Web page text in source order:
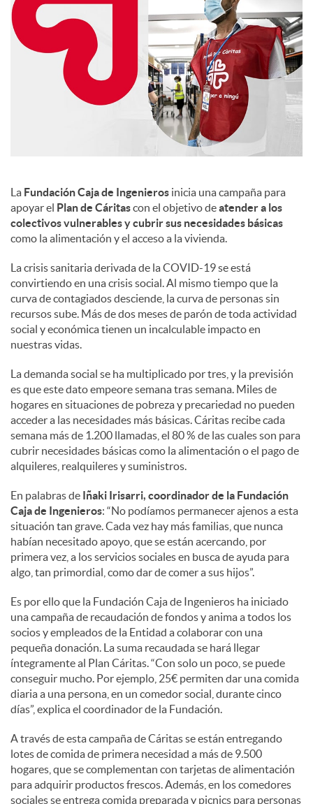
e
t
e
n
i
d
o
s
La Fundación Caja de Ingenieros inicia una campaña para
apoyar el Plan de Cáritascon el objetivo deatender a los
colectivos vulnerables y cubrir sus necesidades básicas
como la alimentación y el acceso a la vivienda.
La crisis sanitaria derivada de la COVID-19 se está
convirtiendo en una crisis social. Al mismo tiempo que la
curva de contagiados desciende, la curva de personas sin
recursos sube. Más de dos meses de parón de toda actividad
social y económica tienen un incalculable impacto en
nuestras vidas.
La demanda social se ha multiplicado por tres, y la previsión
es que este dato empeore semana tras semana. Miles de
hogares en situaciones de pobreza y precariedad no pueden
acceder a las necesidades más básicas. Cáritas recibe cada
semana más de 1.200 llamadas, el 80 % de las cuales son para
cubrir necesidades básicas como la alimentación o el pago de
alquileres, realquileres y suministros.
En palabras de Iñaki Irisarri, coordinador de la Fundación
Caja de Ingenieros: “No podíamos permanecer ajenos a esta
situación tan grave. Cada vez hay más familias, que nunca
habían necesitado apoyo, que se están acercando, por
primera vez, a los servicios sociales en busca de ayuda para
algo, tan primordial, como dar de comer a sus hijos”.
Es por ello que la Fundación Caja de Ingenieros ha iniciado
una campaña de recaudación de fondos y anima a todos los
socios y empleados de la Entidad a colaborar con una
pequeña donación. La suma recaudada se hará llegar
íntegramente al Plan Cáritas. “Con solo un poco, se puede
conseguir mucho. Por ejemplo, 25€ permiten dar una comida
diaria a una persona, en un comedor social, durante cinco
días”, explica el coordinador de la Fundación.
A través de esta campaña de Cáritas se están entregando
lotes de comida de primera necesidad a más de 9.500
hogares, que se complementan con tarjetas de alimentación
para adquirir productos frescos. Además, en los comedores
sociales se entrega comida preparada y picnics para personas